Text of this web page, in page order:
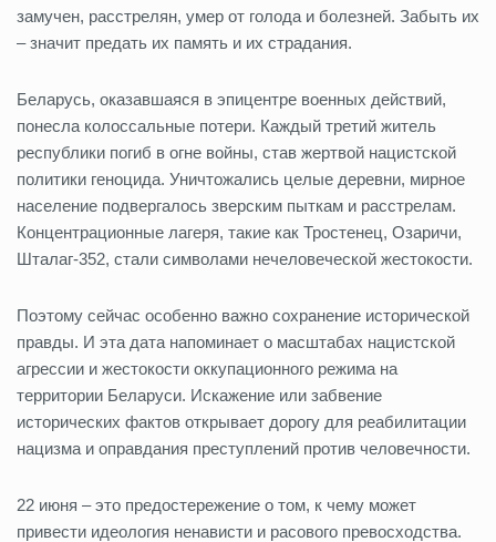
замучен, расстрелян, умер от голода и болезней. Забыть их
– значит предать их память и их страдания.
Беларусь, оказавшаяся в эпицентре военных действий,
понесла колоссальные потери. Каждый третий житель
республики погиб в огне войны, став жертвой нацистской
политики геноцида. Уничтожались целые деревни, мирное
население подвергалось зверским пыткам и расстрелам.
Концентрационные лагеря, такие как Тростенец, Озаричи,
Шталаг-352, стали символами нечеловеческой жестокости.
Поэтому сейчас особенно важно сохранение исторической
правды. И эта дата напоминает о масштабах нацистской
агрессии и жестокости оккупационного режима на
территории Беларуси. Искажение или забвение
исторических фактов открывает дорогу для реабилитации
нацизма и оправдания преступлений против человечности.
22 июня – это предостережение о том, к чему может
привести идеология ненависти и расового превосходства.